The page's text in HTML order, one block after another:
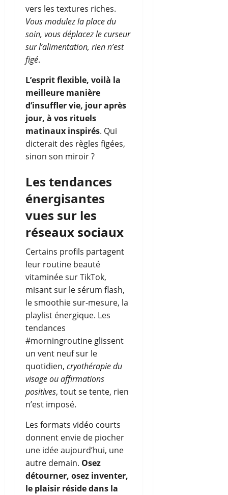
vers les textures riches.
Vous modulez la place du
soin, vous déplacez le curseur
sur l’alimentation, rien n’est
figé.
L’esprit flexible, voilà la
meilleure manière
d’insuffler vie, jour après
jour, à vos rituels
matinaux inspirés. Qui
dicterait des règles figées,
sinon son miroir ?
Les tendances
énergisantes
vues sur les
réseaux sociaux
Certains profils partagent
leur routine beauté
vitaminée sur TikTok,
misant sur le sérum flash,
le smoothie sur-mesure, la
playlist énergique. Les
tendances
#morningroutine glissent
un vent neuf sur le
quotidien, cryothérapie du
visage ou affirmations
positives, tout se tente, rien
n’est imposé.
Les formats vidéo courts
donnent envie de piocher
une idée aujourd’hui, une
autre demain. Osez
détourner, osez inventer,
le plaisir réside dans la